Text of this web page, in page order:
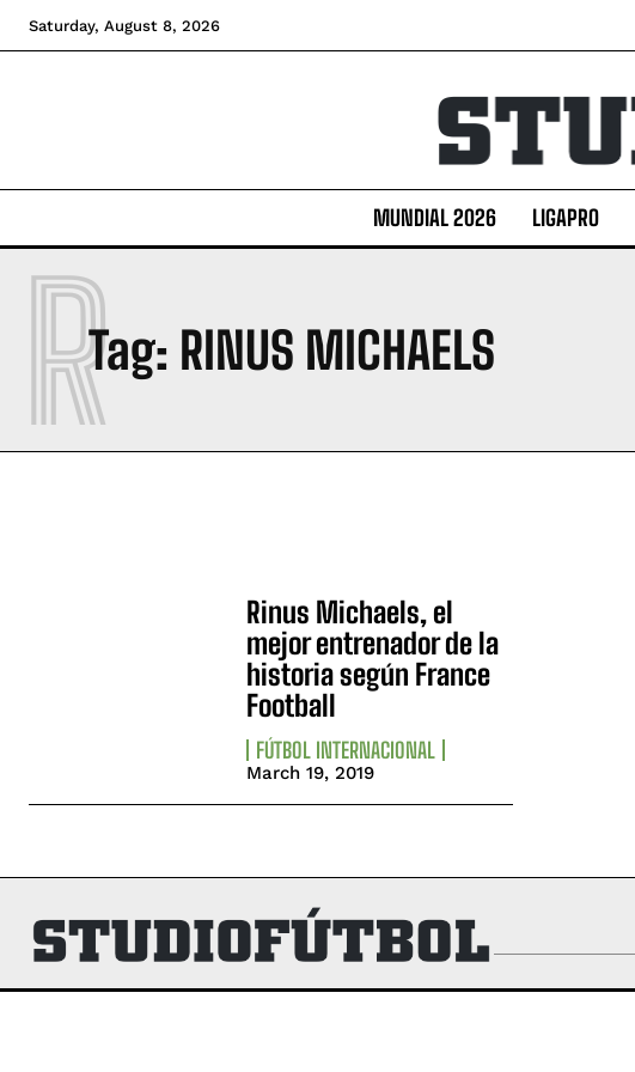
Saturday, August 8, 2026
MUNDIAL 2026 LIGAPRO
Tag: RINUS MICHAELS
R
Rinus Michaels, el
mejor entrenador de la
historia según France
Football
FÚTBOL INTERNACIONAL
March 19, 2019